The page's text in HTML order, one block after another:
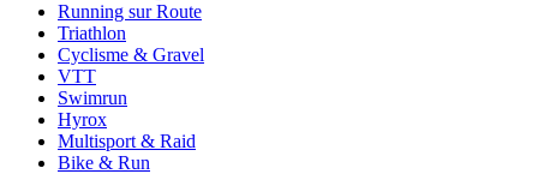
Running sur Route
Triathlon
Cyclisme & Gravel
VTT
Swimrun
Hyrox
Multisport & Raid
Bike & Run